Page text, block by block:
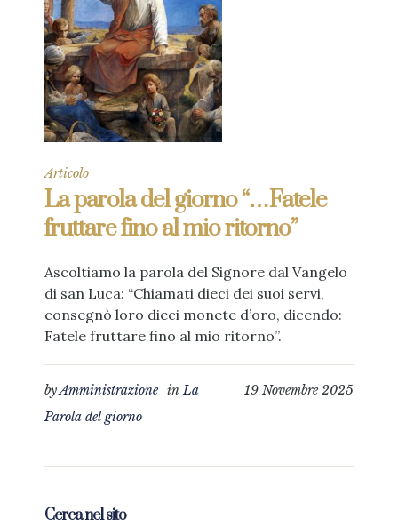
Articolo
La parola del giorno “…Fatele
fruttare fino al mio ritorno”
Ascoltiamo la parola del Signore dal Vangelo
di san Luca: “Chiamati dieci dei suoi servi,
consegnò loro dieci monete d’oro, dicendo:
Fatele fruttare fino al mio ritorno”.
19 Novembre 2025
byAmministrazione inLa
Parola del giorno
Cerca nel sito